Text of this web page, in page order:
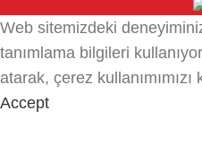
Web sitemizdeki
tanımlama bilgileri
atarak, çerez
Accept